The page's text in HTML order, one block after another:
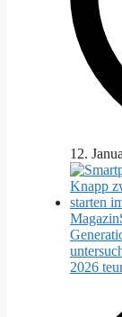
12.
Magazin
2026